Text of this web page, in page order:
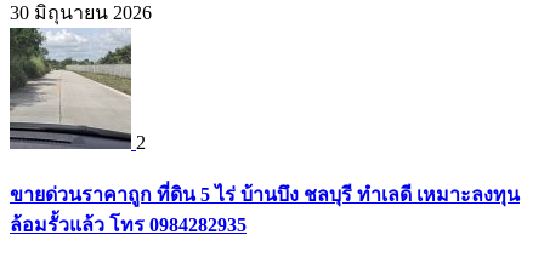
30 มิถุนายน 2026
2
ขายด่วนราคาถูก ที่ดิน 5 ไร่ บ้านบึง ชลบุรี ทำเลดี เหมาะลงทุน
ล้อมรั้วแล้ว โทร 0984282935